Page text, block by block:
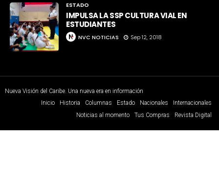
ESTADO
IMPULSA LA SSP CULTURA VIAL EN
ESTUDIANTES
NVC NOTICIAS Sep 12, 2018
Nueva Visión del Caribe. Una nueva era en información
Inicio
Historia Columnas Estado Nacionales
Internacionales
Noticias al momento
Tus Compras Revista Digital